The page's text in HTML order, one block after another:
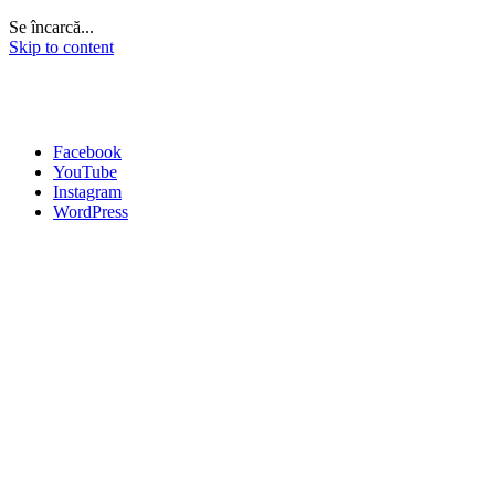
Se încarcă...
Skip to content
Facebook
YouTube
Instagram
WordPress